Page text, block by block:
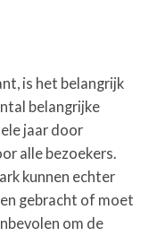
is het belangrijk
belangrijke
jaar door
alle bezoekers.
kunnen echter
gebracht of moet
om de